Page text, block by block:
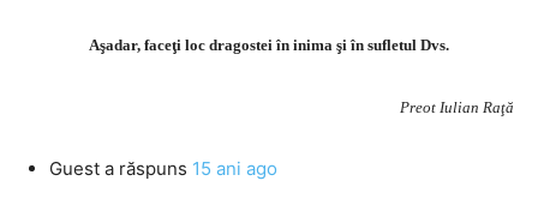
Aşadar, faceţi loc dragostei în inima şi în sufletul Dvs.
Preot Iulian Raţă
Guest a răspuns 15 ani ago